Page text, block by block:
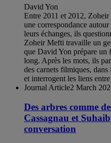
David Yon
Entre 2011 et 2012,
une correspondance
leurs échanges, ils
Zoheir Mefti travaille un
que David Yon prépare un
long. Après les mots, ils
des carnets filmiques,
et interrogent les liens
Journal Article2 March
Des arbres comme
Cassagnau et
conversation